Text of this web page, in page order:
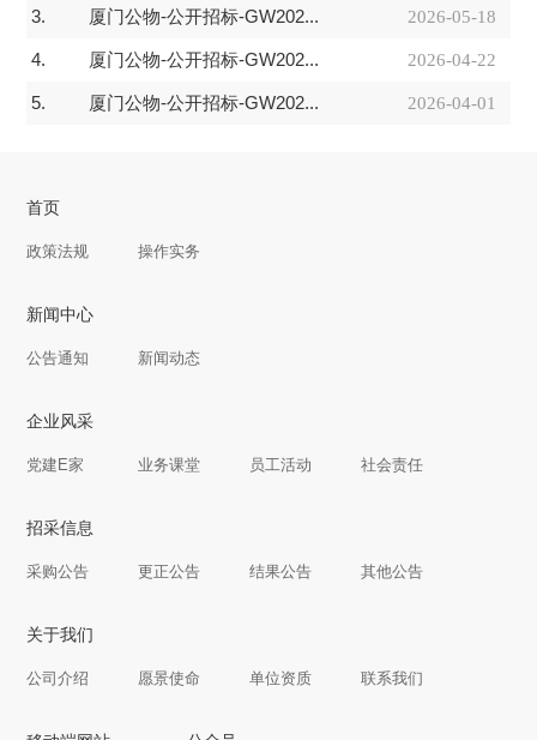
3. 厦门公物-公开招标-GW202... 2026-05-18
4. 厦门公物-公开招标-GW202... 2026-04-22
5. 厦门公物-公开招标-GW202... 2026-04-01
首页
政策法规 操作实务
新闻中心
公告通知 新闻动态
企业风采
党建E家 业务课堂 员工活动 社会责任
招采信息
采购公告 更正公告 结果公告 其他公告
关于我们
公司介绍 愿景使命 单位资质 联系我们